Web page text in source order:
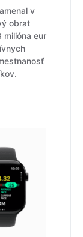
v
obrat
milióna eur